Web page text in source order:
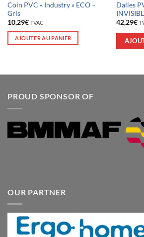
Coin PVC « Industry » ECO –
Gris
10,29€ TVAC
AJOUTER AU PANIER
Dalles
42,29€
PROUD SPONSOR OF
OUR PARTNER